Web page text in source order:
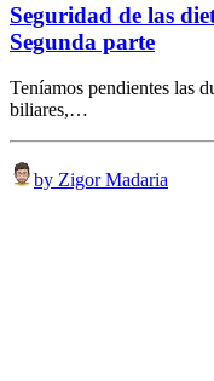
Seguridad de las
Segunda parte
Teníamos pendientes las
biliares,…
by Zigor Madaria